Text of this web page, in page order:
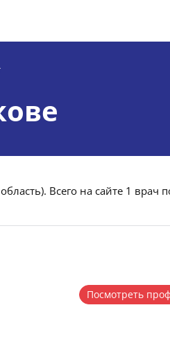
Всего на сайте 1 врач
Посмотреть